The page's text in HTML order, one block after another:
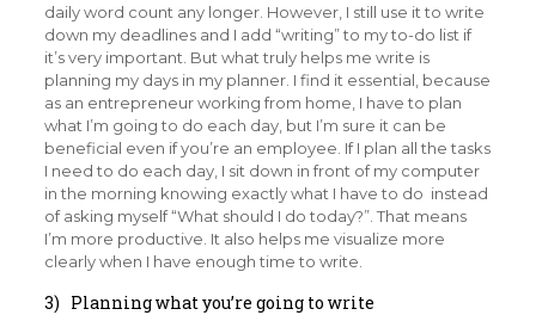
daily word count any longer. However, I still use it to write
down my deadlines and I add “writing” to my to-do list if
it’s very important. But what truly helps me write is
planning my days in my planner. I find it essential, because
as an entrepreneur working from home, I have to plan
what I’m going to do each day, but I’m sure it can be
beneficial even if you’re an employee. If I plan all the tasks
I need to do each day, I sit down in front of my computer
in the morning knowing exactly what I have to do instead
of asking myself “What should I do today?”. That means
I’m more productive. It also helps me visualize more
clearly when I have enough time to write.
3) Planning what you’re going to write